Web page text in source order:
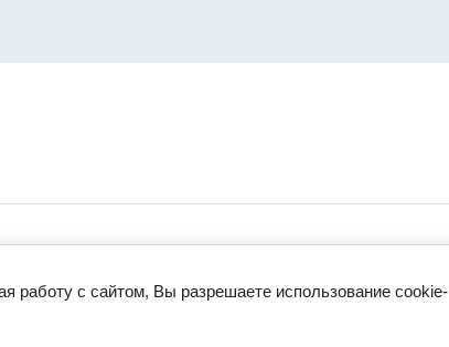
работу с сайтом, Вы разрешаете использование cookie-